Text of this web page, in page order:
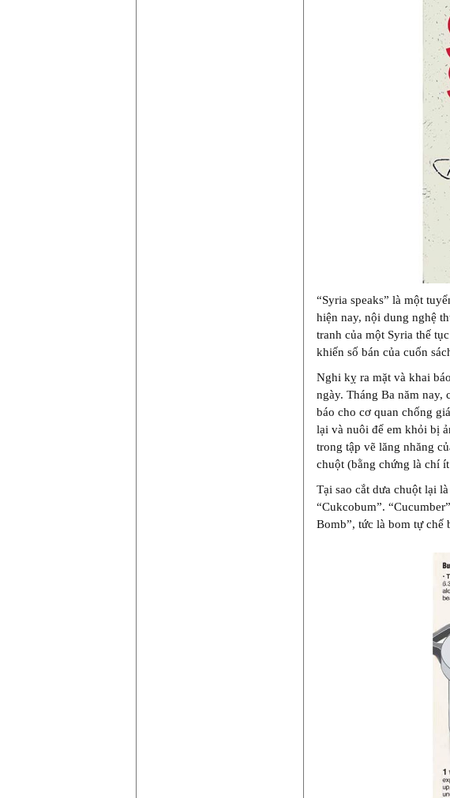
“Syria speaks” là một
hiện nay, nội dung nghệ
tranh của một Syria thế
khiến số bán của cuốn
Nghi kỵ ra mặt và khai
ngày. Tháng Ba năm
báo cho cơ quan chống
lại và nuôi để em khỏi bị
trong tập vẽ lăng nhăng
chuột (bằng chứng là chí
Tại sao cắt dưa chuột lại
“Cukcobum”.
Bomb”, tức là bom tự chế